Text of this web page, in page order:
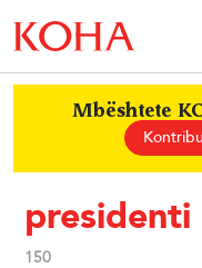
Mbështete
presidenti
150